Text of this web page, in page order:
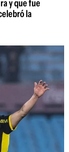
y que fue
la